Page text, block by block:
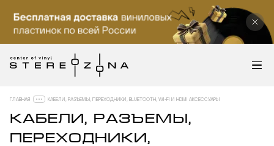
ГЛАВНАЯ КАБЕЛИ, РАЗЪЕМЫ, ПЕРЕХОДНИКИ, BLUETOOTH, WI-FI И HDMI АКСЕССУАРЫ
КАБЕЛИ, РАЗЪЕМЫ,
ПЕРЕХОДНИКИ,